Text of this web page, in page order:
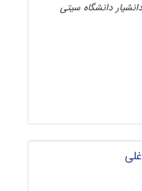
دانشگاه سیتی